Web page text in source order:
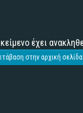
έχει
στην αρχική σελίδα